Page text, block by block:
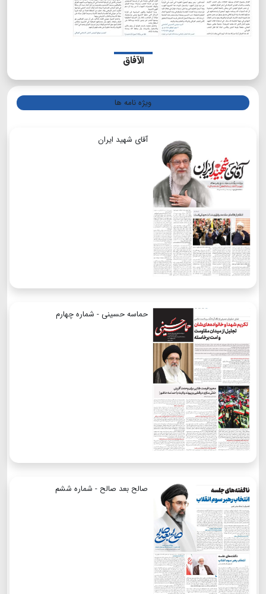
الآفاق
ویژه نامه ها
آقای شهید ایران
حماسه حسینی - شماره چهارم
صالح بعد صالح - شماره ششم